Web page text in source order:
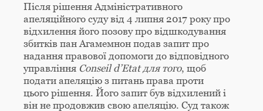
Після рішення Адміністративного
апеляційного суду від 4 липня 2017 року про
відхилення його позову про відшкодування
збитків пан Агамемнон подав запит про
надання правової допомоги до відповідного
управління Conseil d’Etatдля того, щоб
подати апеляцію з питань права проти
цього рішення. Його запит був відхилений і
він не продовжив свою апеляцію. Суд також